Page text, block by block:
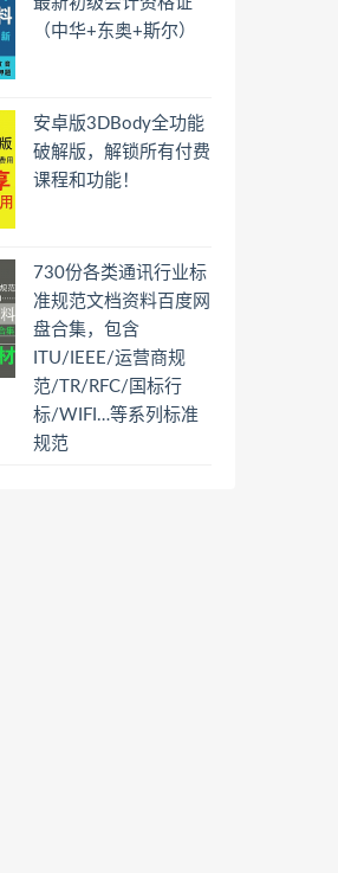
（中华+东奥+斯尔）
安卓版3DBody全功能
破解版，解锁所有付费
课程和功能！
730份各类通讯行业标
准规范文档资料百度网
盘合集，包含
ITU/IEEE/运营商规
范/TR/RFC/国标行
标/WIFI…等系列标准
规范